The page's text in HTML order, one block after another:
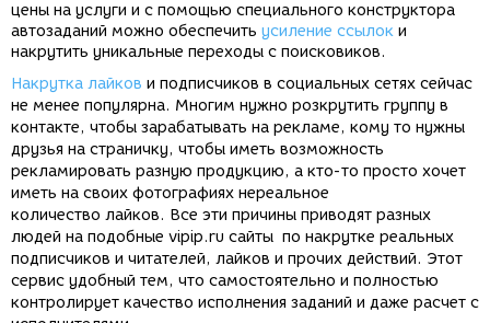
цены на услуги и с помощью специального конструктора
автозаданий можно обеспечить усиление ссылок и
накрутить уникальные переходы с поисковиков.
Накрутка лайков и подписчиков в социальных сетях сейчас
не менее популярна. Многим нужно розкрутить группу в
контакте, чтобы зарабатывать на рекламе, кому то нужны
друзья на страничку, чтобы иметь возможность
рекламировать разную продукцию, а кто-то просто хочет
иметь на своих фотографиях нереальное
количество лайков. Все эти причины приводят разных
людей на подобные vipip.ru сайты по накрутке реальных
подписчиков и читателей, лайков и прочих действий. Этот
сервис удобный тем, что самостоятельно и полностью
контролирует качество исполнения заданий и даже расчет с